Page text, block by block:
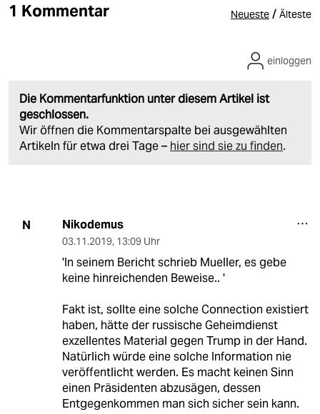
1 Kommentar Neueste / Älteste
Die Kommentarfunktion unter diesem Artikel ist
geschlossen.
Wir öffnen die Kommentarspalte bei ausgewählten
Artikeln für etwa drei Tage – hier sind sie zu finden.
einloggen
N Nikodemus
03.11.2019, 13:09 Uhr
'In seinem Bericht schrieb Mueller, es gebe
keine hinreichenden Beweise.. '
Fakt ist, sollte eine solche Connection existiert
haben, hätte der russische Geheimdienst
exzellentes Material gegen Trump in der Hand.
Natürlich würde eine solche Information nie
veröffentlicht werden. Es macht keinen Sinn
einen Präsidenten abzusägen, dessen
Entgegenkommen man sich sicher sein kann.